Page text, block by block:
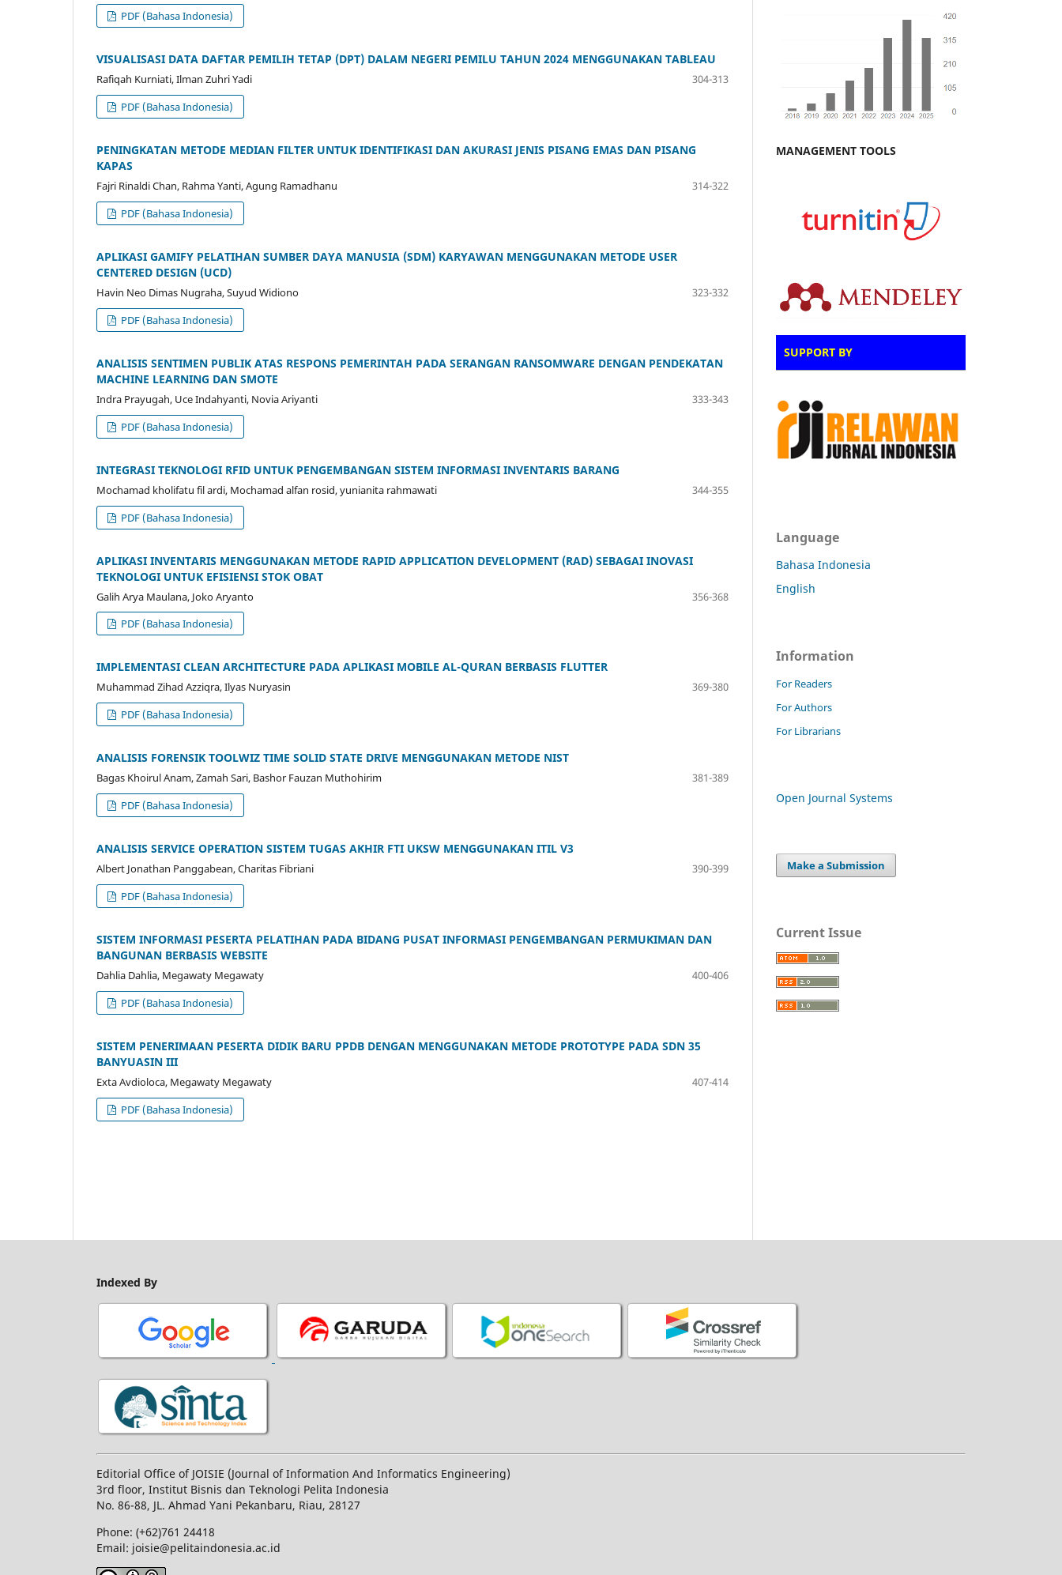
PDF (Bahasa Indonesia)
VISUALISASI DATA DAFTAR PEMILIH TETAP (DPT) DALAM NEGERI PEMILU TAHUN 2024 MENGGUNAKAN TABLEAU
Rafiqah Kurniati, Ilman Zuhri Yadi
304-313
PDF (Bahasa Indonesia)
PENINGKATAN METODE MEDIAN FILTER UNTUK IDENTIFIKASI DAN AKURASI JENIS PISANG EMAS DAN PISANG
KAPAS
Fajri Rinaldi Chan, Rahma Yanti, Agung Ramadhanu
314-322
PDF (Bahasa Indonesia)
APLIKASI GAMIFY PELATIHAN SUMBER DAYA MANUSIA (SDM) KARYAWAN MENGGUNAKAN METODE USER
CENTERED DESIGN (UCD)
Havin Neo Dimas Nugraha, Suyud Widiono
323-332
PDF (Bahasa Indonesia)
ANALISIS SENTIMEN PUBLIK ATAS RESPONS PEMERINTAH PADA SERANGAN RANSOMWARE DENGAN PENDEKATAN
MACHINE LEARNING DAN SMOTE
Indra Prayugah, Uce Indahyanti, Novia Ariyanti
333-343
PDF (Bahasa Indonesia)
INTEGRASI TEKNOLOGI RFID UNTUK PENGEMBANGAN SISTEM INFORMASI INVENTARIS BARANG
Mochamad kholifatu fil ardi, Mochamad alfan rosid, yunianita rahmawati
344-355
PDF (Bahasa Indonesia)
APLIKASI INVENTARIS MENGGUNAKAN METODE RAPID APPLICATION DEVELOPMENT (RAD) SEBAGAI INOVASI
TEKNOLOGI UNTUK EFISIENSI STOK OBAT
Galih Arya Maulana, Joko Aryanto
356-368
PDF (Bahasa Indonesia)
IMPLEMENTASI CLEAN ARCHITECTURE PADA APLIKASI MOBILE AL-QURAN BERBASIS FLUTTER
Muhammad Zihad Azziqra, Ilyas Nuryasin
369-380
PDF (Bahasa Indonesia)
ANALISIS FORENSIK TOOLWIZ TIME SOLID STATE DRIVE MENGGUNAKAN METODE NIST
Bagas Khoirul Anam, Zamah Sari, Bashor Fauzan Muthohirim
381-389
PDF (Bahasa Indonesia)
ANALISIS SERVICE OPERATION SISTEM TUGAS AKHIR FTI UKSW MENGGUNAKAN ITIL V3
Albert Jonathan Panggabean, Charitas Fibriani
390-399
PDF (Bahasa Indonesia)
SISTEM INFORMASI PESERTA PELATIHAN PADA BIDANG PUSAT INFORMASI PENGEMBANGAN PERMUKIMAN DAN
BANGUNAN BERBASIS WEBSITE
Dahlia Dahlia, Megawaty Megawaty
400-406
PDF (Bahasa Indonesia)
SISTEM PENERIMAAN PESERTA DIDIK BARU PPDB DENGAN MENGGUNAKAN METODE PROTOTYPE PADA SDN 35
BANYUASIN III
Exta Avdioloca, Megawaty Megawaty
407-414
PDF (Bahasa Indonesia)
MANAGEMENT TOOLS
SUPPORT BY
Language
Bahasa Indonesia
English
Information
For Readers
For Authors
For Librarians
Open Journal Systems
Make a Submission
Current Issue
Indexed By
Editorial Office of JOISIE (Journal of Information And Informatics Engineering)
3rd floor, Institut Bisnis dan Teknologi Pelita Indonesia
No. 86-88, JL. Ahmad Yani Pekanbaru, Riau, 28127
Phone: (+62)761 24418
Email: joisie@pelitaindonesia.ac.id